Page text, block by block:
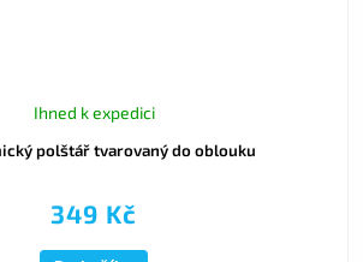
polštář tvarovaný do oblouku
Ihned k expedici
349 Kč